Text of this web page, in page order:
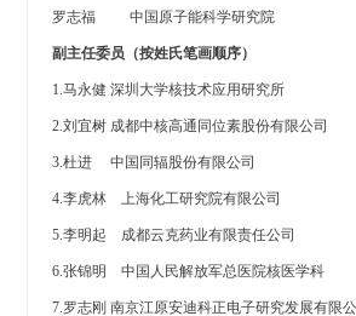
罗志福 中国原子能科学研究院
副主任委员（按姓氏笔画顺序）
1.马永健 深圳大学核技术应用研究所
2.刘宜树 成都中核高通同位素股份有限公司
3.杜进 中国同辐股份有限公司
4.李虎林 上海化工研究院有限公司
5.李明起 成都云克药业有限责任公司
6.张锦明 中国人民解放军总医院核医学科
7.罗志刚 南京江原安迪科正电子研究发展有限